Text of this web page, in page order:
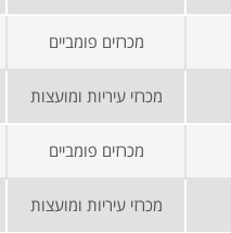
מכרזים פומביים
מכרזי עיריות ומועצות
מכרזים פומביים
מכרזי עיריות ומועצות